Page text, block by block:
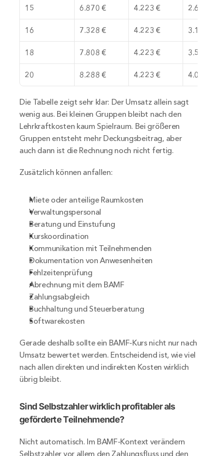
15 6.870 € 4.223 € 2.647 €
16 7.328 € 4.223 € 3.105 €
18 7.808 € 4.223 € 3.585 €
20 8.288 € 4.223 € 4.065 €
Die Tabelle zeigt sehr klar: Der Umsatz allein sagt
wenig aus. Bei kleinen Gruppen bleibt nach den
Lehrkraftkosten kaum Spielraum. Bei größeren
Gruppen entsteht mehr Deckungsbeitrag, aber
auch dann ist die Rechnung noch nicht fertig.
Zusätzlich können anfallen:
Miete oder anteilige Raumkosten
Verwaltungspersonal
Beratung und Einstufung
Kurskoordination
Kommunikation mit Teilnehmenden
Dokumentation von Anwesenheiten
Fehlzeitenprüfung
Abrechnung mit dem BAMF
Zahlungsabgleich
Buchhaltung und Steuerberatung
Softwarekosten
Gerade deshalb sollte ein BAMF-Kurs nicht nur nach
Umsatz bewertet werden. Entscheidend ist, wie viel
nach allen direkten und indirekten Kosten wirklich
übrig bleibt.
Sind Selbstzahler wirklich profitabler als
geförderte Teilnehmende?
Nicht automatisch. Im BAMF-Kontext verändern
Selbstzahler vor allem den Zahlungsfluss und den